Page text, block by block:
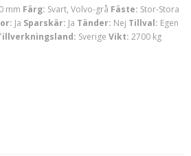
mm Färg: Svart, Volvo-grå Fäste: Stor-Stora
Ja Sparskär: Ja Tänder: Nej Tillval: Egen
Sverige Vikt: 2700 kg